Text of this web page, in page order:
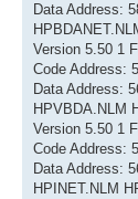
Data Address:
Version 5.50 1
Code Address:
Data Address:
HPVBDA.NLM
Version 5.50 1
Code Address:
Data Address:
HPINET.NLM